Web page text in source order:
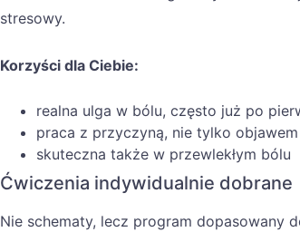
stresowy.
Korzyści dla Ciebie:
realna ulga w bólu, często już po
praca z przyczyną, nie tylko objawem
skuteczna także w przewlekłym bólu
Ćwiczenia indywidualnie dobrane
Nie schematy, lecz program dopasowany